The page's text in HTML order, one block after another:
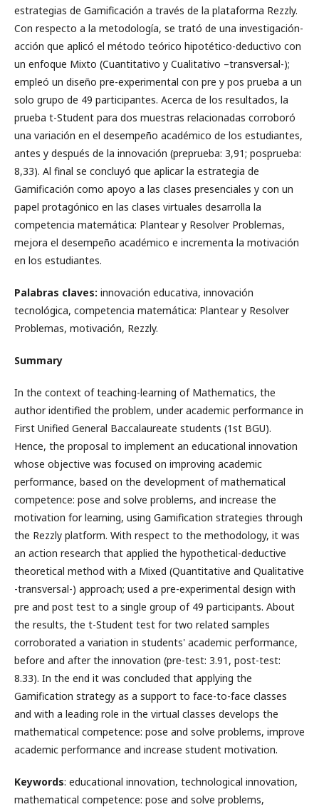
estrategias de Gamificación a través de la plataforma Rezzly.
Con respecto a la metodología, se trató de una investigación-
acción que aplicó el método teórico hipotético-deductivo con
un enfoque Mixto (Cuantitativo y Cualitativo –transversal-);
empleó un diseño pre-experimental con pre y pos prueba a un
solo grupo de 49 participantes. Acerca de los resultados, la
prueba t-Student para dos muestras relacionadas corroboró
una variación en el desempeño académico de los estudiantes,
antes y después de la innovación (preprueba: 3,91; posprueba:
8,33). Al final se concluyó que aplicar la estrategia de
Gamificación como apoyo a las clases presenciales y con un
papel protagónico en las clases virtuales desarrolla la
competencia matemática: Plantear y Resolver Problemas,
mejora el desempeño académico e incrementa la motivación
en los estudiantes.
Palabras claves: innovación educativa, innovación
tecnológica, competencia matemática: Plantear y Resolver
Problemas, motivación, Rezzly.
Summary
In the context of teaching-learning of Mathematics, the
author identified the problem, under academic performance in
First Unified General Baccalaureate students (1st BGU).
Hence, the proposal to implement an educational innovation
whose objective was focused on improving academic
performance, based on the development of mathematical
competence: pose and solve problems, and increase the
motivation for learning, using Gamification strategies through
the Rezzly platform. With respect to the methodology, it was
an action research that applied the hypothetical-deductive
theoretical method with a Mixed (Quantitative and Qualitative
-transversal-) approach; used a pre-experimental design with
pre and post test to a single group of 49 participants. About
the results, the t-Student test for two related samples
corroborated a variation in students' academic performance,
before and after the innovation (pre-test: 3.91, post-test:
8.33). In the end it was concluded that applying the
Gamification strategy as a support to face-to-face classes
and with a leading role in the virtual classes develops the
mathematical competence: pose and solve problems, improve
academic performance and increase student motivation.
Keywords: educational innovation, technological innovation,
mathematical competence: pose and solve problems,